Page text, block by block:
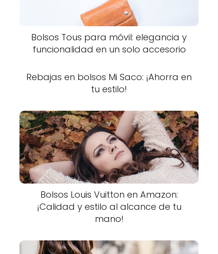
Bolsos Tous para móvil: elegancia y
funcionalidad en un solo accesorio
Rebajas en bolsos Mi Saco: ¡Ahorra en
tu estilo!
Bolsos Louis Vuitton en Amazon:
¡Calidad y estilo al alcance de tu
mano!